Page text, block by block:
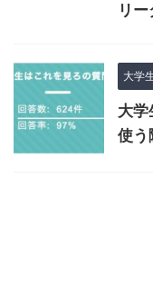
リ
大学
大学
使う